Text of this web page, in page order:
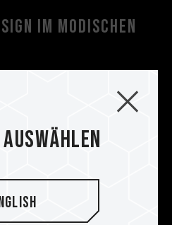
im modischen
von T-FORCE auf der
Silhouette im
Gamern ein brandneues